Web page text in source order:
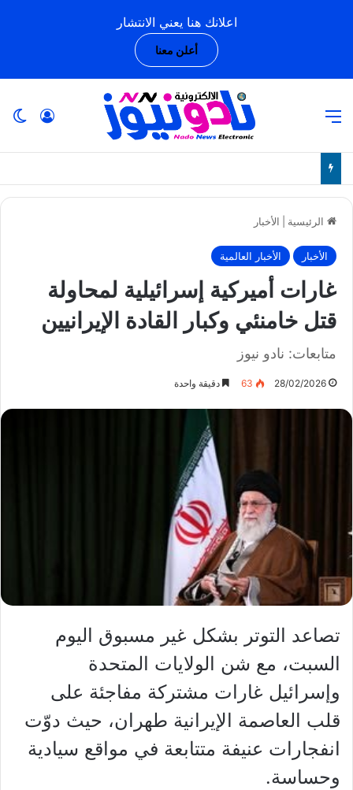
اعلانك هنا يعني الانتشار
أعلن معنا
الرئيسية الأخبار
الأخبار الأخبار العالمية
غارات أميركية إسرائيلية لمحاولة
قتل خامنئي وكبار القادة الإيرانيين
متابعات: نادو نيوز
28/02/2026
63 دقيقة واحدة
تصاعد التوتر بشكل غير مسبوق اليوم
السبت، مع شن الولايات المتحدة
وإسرائيل غارات مشتركة مفاجئة على
قلب العاصمة الإيرانية طهران، حيث دوّت
انفجارات عنيفة متتابعة في مواقع سيادية
وحساسة.